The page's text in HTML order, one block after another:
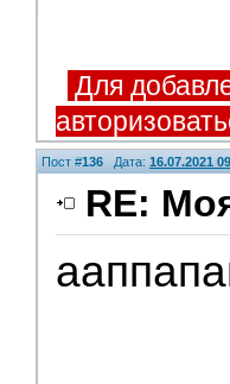
Для
Пост #136 Дата: 16.07.2021
RE: